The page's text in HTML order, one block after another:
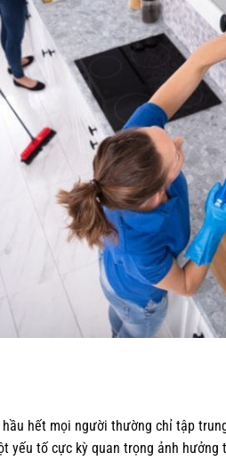
hết mọi người thường chỉ tập
yếu tố cực kỳ quan trọng ảnh